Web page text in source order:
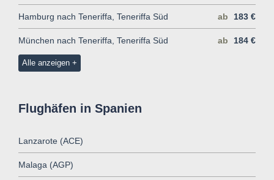
Hamburg nach Teneriffa, Teneriffa Süd ab 183 €
München nach Teneriffa, Teneriffa Süd ab 184 €
Alle anzeigen
Flughäfen in Spanien
Lanzarote (ACE)
Malaga (AGP)